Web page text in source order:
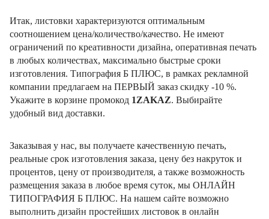
Итак, листовки характеризуются оптимальным
соотношением цена/количество/качество. Не имеют
ограничений по креативности дизайна, оперативная печать
в любых количествах, максимально быстрые сроки
изготовления. Типография Б ПЛЮС, в рамках рекламной
компании предлагаем на ПЕРВЫЙ заказ скидку -10 %.
Укажите в корзине промокод 1ZAKAZ. Выбирайте
удобный вид доставки.
Заказывая у нас, вы получаете качественную печать,
реальные срок изготовления заказа, цену без накруток и
процентов, цену от производителя, а также возможность
размещения заказа в любое время суток, мы ОНЛАЙН
ТИПОГРАФИЯ Б ПЛЮС. На нашем сайте возможно
выполнить дизайн простейших листовок в онлайн